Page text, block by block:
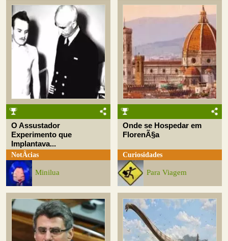
O Assustador
Experimento que
Implantava...
NotÃ­cias
Minilua
Onde se Hospedar em
FlorenÃ§a
Curiosidades
Para Viagem